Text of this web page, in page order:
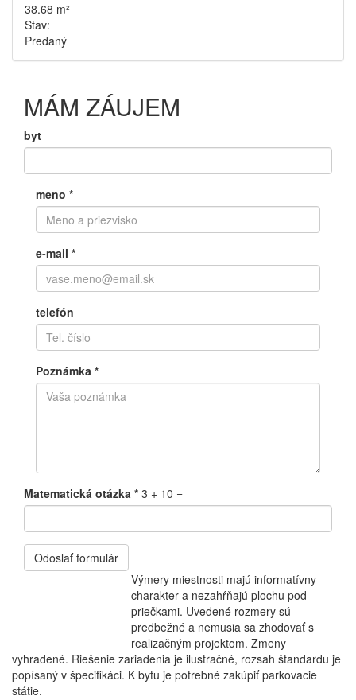
38.68 m²
Stav:
Predaný
MÁM ZÁUJEM
byt
meno *
e-mail *
telefón
Poznámka *
Matematická otázka * 3 + 10 =
Odoslať formulár
Výmery miestnosti majú informatívny
charakter a nezahŕňajú plochu pod
priečkami. Uvedené rozmery sú
predbežné a nemusia sa zhodovať s
realizačným projektom. Zmeny
vyhradené. Riešenie zariadenia je ilustračné, rozsah štandardu je
popísaný v špecifikáci. K bytu je potrebné zakúpiť parkovacie
státie.